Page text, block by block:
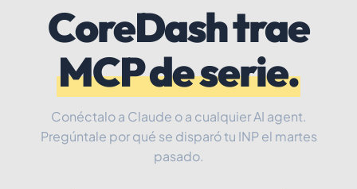
CoreDash trae
MCP de serie.
Conéctalo a Claude o a cualquier AI agent.
Pregúntale por qué se disparó tu INP el martes
pasado.